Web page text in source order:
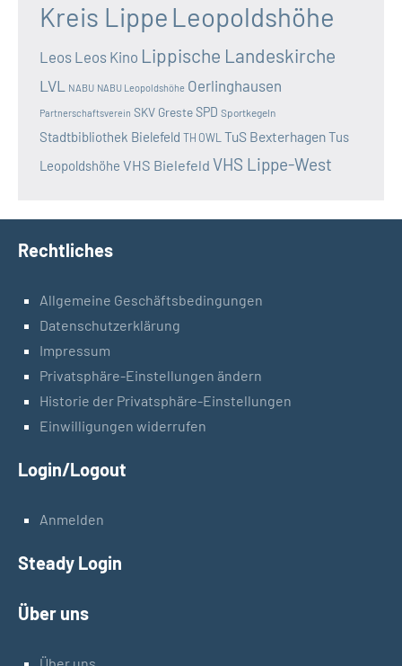
Kreis Lippe Leopoldshöhe
Leos Leos Kino Lippische Landeskirche
LVL NABU NABU Leopoldshöhe Oerlinghausen
Partnerschaftsverein SKV GresteSPD Sportkegeln
Stadtbibliothek Bielefeld TH OWL TuS BexterhagenTus
Leopoldshöhe VHS Bielefeld VHS Lippe-West
Rechtliches
Allgemeine Geschäftsbedingungen
Datenschutzerklärung
Impressum
Privatsphäre-Einstellungen ändern
Historie der Privatsphäre-Einstellungen
Einwilligungen widerrufen
Login/Logout
Anmelden
Steady Login
Über uns